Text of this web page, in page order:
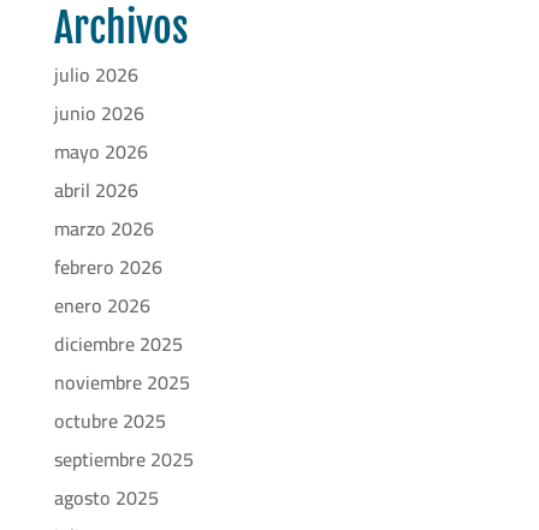
Archivos
julio 2026
junio 2026
mayo 2026
abril 2026
marzo 2026
febrero 2026
enero 2026
diciembre 2025
noviembre 2025
octubre 2025
septiembre 2025
agosto 2025